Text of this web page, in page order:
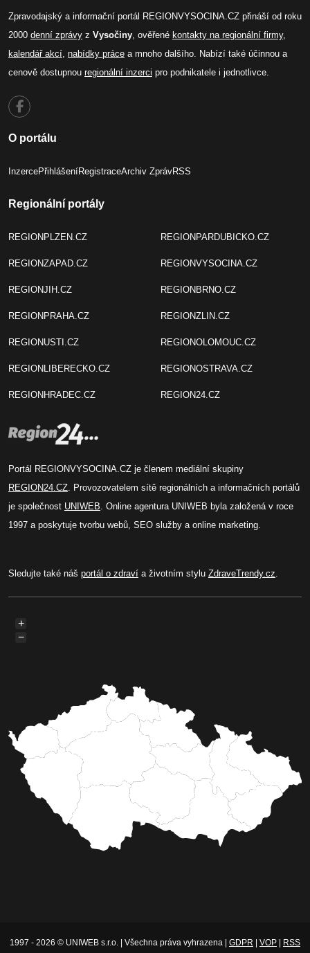
Zpravodajský a informační portál REGIONVYSOCINA.CZ přináší od roku
2000 denní zprávy z Vysočiny, ověřené kontakty na regionální firmy,
kalendář akcí, nabídky práce a mnoho dalšího. Nabízí také účinnou a
cenově dostupnou regionální inzerci pro podnikatele i jednotlivce.
O portálu
InzercePřihlášeníRegistraceArchiv ZprávRSS
Regionální portály
REGIONPLZEN.CZ
REGIONZAPAD.CZ
REGIONJIH.CZ
REGIONPRAHA.CZ
REGIONUSTI.CZ
REGIONLIBERECKO.CZ
REGIONHRADEC.CZ
REGIONPARDUBICKO.CZ
REGIONVYSOCINA.CZ
REGIONBRNO.CZ
REGIONZLIN.CZ
REGIONOLOMOUC.CZ
REGIONOSTRAVA.CZ
REGION24.CZ
Portál REGIONVYSOCINA.CZ je členem mediální skupiny
REGION24.CZ. Provozovatelem sítě regionálních a informačních portálů
je společnost UNIWEB. Online agentura UNIWEB byla založená v roce
1997 a poskytuje tvorbu webů, SEO služby a online marketing.
Sledujte také náš portál o zdraví a životním stylu ZdraveTrendy.cz.
+
−
1997 - 2026 © UNIWEB s.r.o. | Všechna práva vyhrazena | GDPR VOP RSS